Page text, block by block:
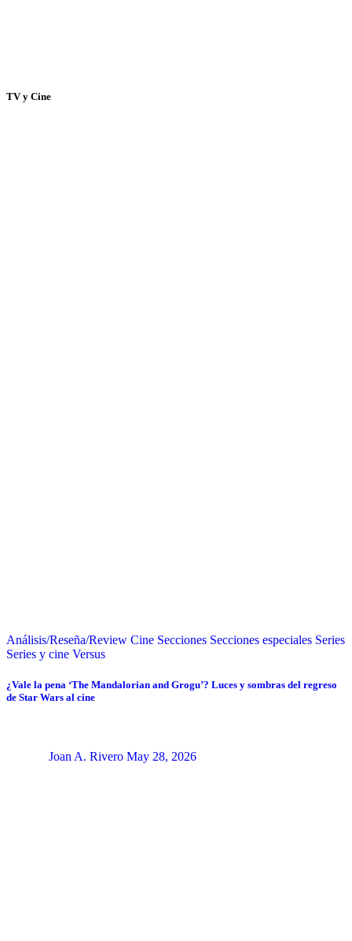
TV y Cine
Análisis/Reseña/Review Cine Secciones Secciones especiales Series
Series y cine Versus
¿Vale la pena ‘The Mandalorian and Grogu’? Luces y sombras del regreso
de Star Wars al cine
Joan A. Rivero May 28, 2026